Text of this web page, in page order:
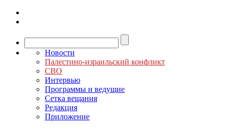
Новости
Палестино-израильский конфликт
СВО
Интервью
Программы и ведущие
Сетка вещания
Редакция
Приложение